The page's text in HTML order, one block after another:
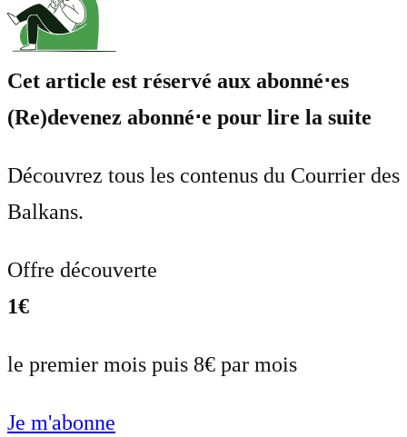
Cet article est réservé aux abonné⋅es
(Re)devenez abonné⋅e pour lire la suite
Découvrez tous les contenus du Courrier des
Balkans.
Offre découverte
1€
le premier mois puis 8€ par mois
Je m'abonne